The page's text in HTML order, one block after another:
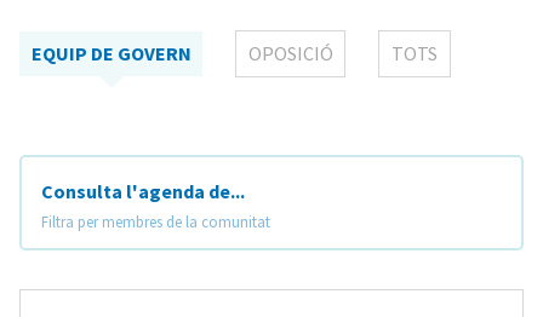
EQUIP DE GOVERN OPOSICIÓ TOTS
Consulta l'agenda de...
Filtra per membres de la comunitat